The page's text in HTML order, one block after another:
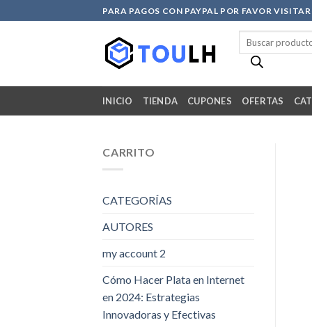
to
PARA PAGOS CON PAYPAL POR FAVOR
productos
INICIO TIENDA CUPONES OFERTAS
CARRITO
CATEGORÍAS
AUTORES
my account 2
Cómo Hacer Plata en Internet
en 2024: Estrategias
Innovadoras y Efectivas